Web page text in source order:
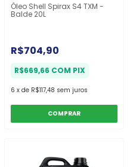
Óleo Shell Spirax S4 TXM -
Balde 20L
R$704,90
R$669,66 COM PIX
6 x de R$117,48 sem juros